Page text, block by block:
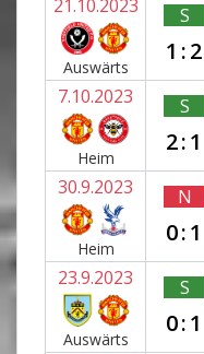
21.10.2023
Auswärts
S
1:2
7.10.2023
Heim
S
2:1
30.9.2023
Heim
N
0:1
23.9.2023
Auswärts
S
0:1